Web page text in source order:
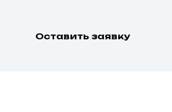
Оставить заявку